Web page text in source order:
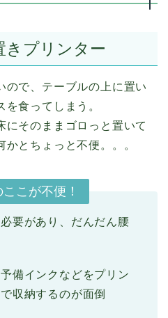
きプリンター
ので、テーブルの上に置い
食ってしまう。
にそのままゴロっと置いて
とちょっと不便。。。
こが不便！
要があり、だんだん腰
備インクなどをプリン
収納するのが面倒